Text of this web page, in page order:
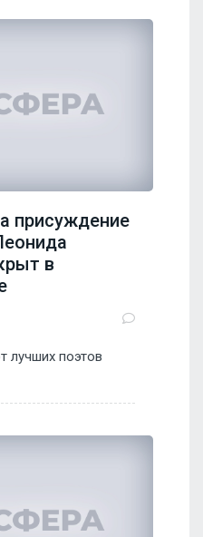
присуждение
в
лучших поэтов